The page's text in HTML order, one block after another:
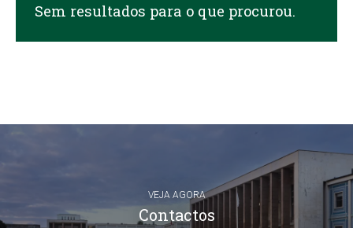
Sem resultados para o que procurou.
VEJA AGORA
Contactos